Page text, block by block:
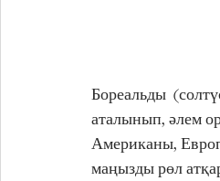
Бореальды
аталынып, әлем
Американы,
маңызды рөл